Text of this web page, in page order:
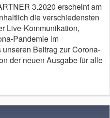
3.2020 erscheint am
die verschiedensten
Live-Kommunikation,
Pandemie im
Beitrag zur Corona-
der neuen Ausgabe für alle